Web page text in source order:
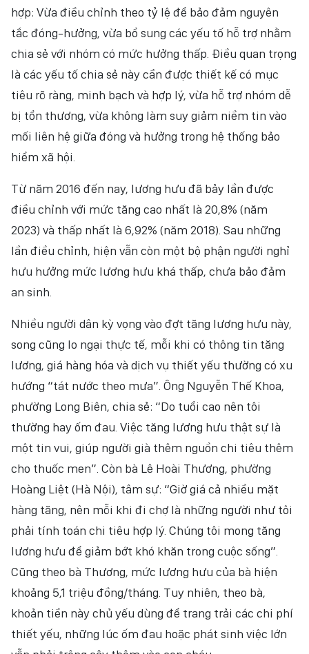
hợp: Vừa điều chỉnh theo tỷ lệ để bảo đảm nguyên
tắc đóng-hưởng, vừa bổ sung các yếu tố hỗ trợ nhằm
chia sẻ với nhóm có mức hưởng thấp. Điều quan trọng
là các yếu tố chia sẻ này cần được thiết kế có mục
tiêu rõ ràng, minh bạch và hợp lý, vừa hỗ trợ nhóm dễ
bị tổn thương, vừa không làm suy giảm niềm tin vào
mối liên hệ giữa đóng và hưởng trong hệ thống bảo
hiểm xã hội.
Từ năm 2016 đến nay, lương hưu đã bảy lần được
điều chỉnh với mức tăng cao nhất là 20,8% (năm
2023) và thấp nhất là 6,92% (năm 2018). Sau những
lần điều chỉnh, hiện vẫn còn một bộ phận người nghỉ
hưu hưởng mức lương hưu khá thấp, chưa bảo đảm
an sinh.
Nhiều người dân kỳ vọng vào đợt tăng lương hưu này,
song cũng lo ngại thực tế, mỗi khi có thông tin tăng
lương, giá hàng hóa và dịch vụ thiết yếu thường có xu
hướng “tát nước theo mưa”. Ông Nguyễn Thế Khoa,
phường Long Biên, chia sẻ: “Do tuổi cao nên tôi
thường hay ốm đau. Việc tăng lương hưu thật sự là
một tin vui, giúp người già thêm nguồn chi tiêu thêm
cho thuốc men”. Còn bà Lê Hoài Thương, phường
Hoàng Liệt (Hà Nội), tâm sự: “Giờ giá cả nhiều mặt
hàng tăng, nên mỗi khi đi chợ là những người như tôi
phải tính toán chi tiêu hợp lý. Chúng tôi mong tăng
lương hưu để giảm bớt khó khăn trong cuộc sống”.
Cũng theo bà Thương, mức lương hưu của bà hiện
khoảng 5,1 triệu đồng/tháng. Tuy nhiên, theo bà,
khoản tiền này chủ yếu dùng để trang trải các chi phí
thiết yếu, những lúc ốm đau hoặc phát sinh việc lớn